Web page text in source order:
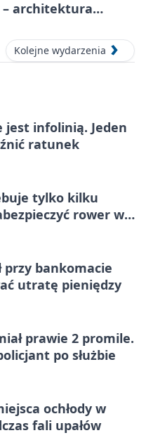
architektura
Kolejne wydarzenia
jest infolinią. Jeden
ratunek
tylko kilku
rower w
przy bankomacie
utratę pieniędzy
prawie 2 promile.
po służbie
ochłody w
fali upałów